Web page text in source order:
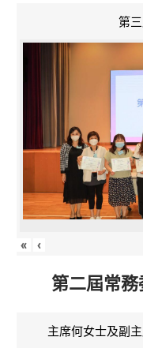
第
« ‹
第二屆常
主席何女士及副